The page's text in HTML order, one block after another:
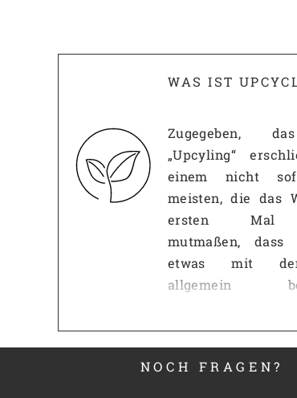
Typ:
Breite:
Tiefe:
Gewicht:
WAS IST
Zugegeben,
„Upcyling“
einem nicht
meisten, die das
ersten Mal
mutmaßen,
etwas mit
allgemein
Recycling zu
muss. Diese
erst einmal richtig:
Recycling, geht
NOCH FRAGEN?